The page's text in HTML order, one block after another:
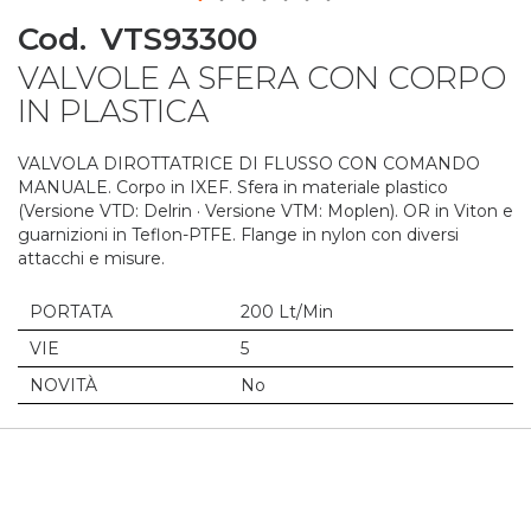
Cod. VTS93300
VALVOLE A SFERA CON CORPO
IN PLASTICA
VALVOLA DIROTTATRICE DI FLUSSO CON COMANDO
MANUALE. Corpo in IXEF. Sfera in materiale plastico
(Versione VTD: Delrin · Versione VTM: Moplen). OR in Viton e
guarnizioni in Teflon-PTFE. Flange in nylon con diversi
attacchi e misure.
PORTATA
200 Lt/Min
VIE
5
NOVITÀ
No
Skip
to
the
beginning
of
images
gallery